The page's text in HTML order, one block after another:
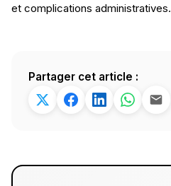
et complications administratives.
Partager cet article :